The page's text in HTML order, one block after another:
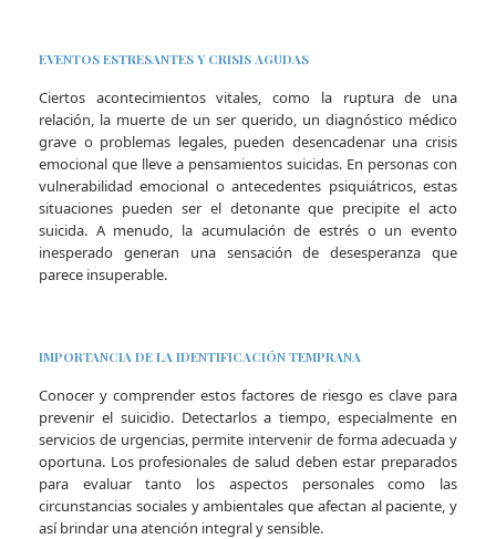
EVENTOS ESTRESANTES Y CRISIS AGUDAS
Ciertos acontecimientos vitales, como la ruptura de una
relación, la muerte de un ser querido, un diagnóstico médico
grave o problemas legales, pueden desencadenar una crisis
emocional que lleve a pensamientos suicidas. En personas con
vulnerabilidad emocional o antecedentes psiquiátricos, estas
situaciones pueden ser el detonante que precipite el acto
suicida. A menudo, la acumulación de estrés o un evento
inesperado generan una sensación de desesperanza que
parece insuperable.
IMPORTANCIA DE LA IDENTIFICACIÓN TEMPRANA
Conocer y comprender estos factores de riesgo es clave para
prevenir el suicidio. Detectarlos a tiempo, especialmente en
servicios de urgencias, permite intervenir de forma adecuada y
oportuna. Los profesionales de salud deben estar preparados
para evaluar tanto los aspectos personales como las
circunstancias sociales y ambientales que afectan al paciente, y
así brindar una atención integral y sensible.